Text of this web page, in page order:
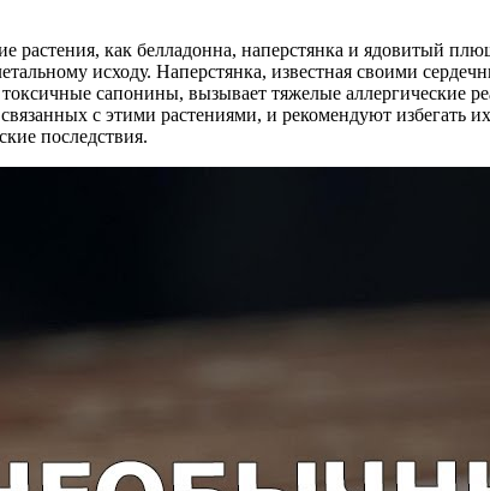
растения, как белладонна, наперстянка и ядовитый
исходу. Наперстянка, известная своими
сапонины, вызывает тяжелые аллергические
с этими растениями, и рекомендуют избегать
последствия.